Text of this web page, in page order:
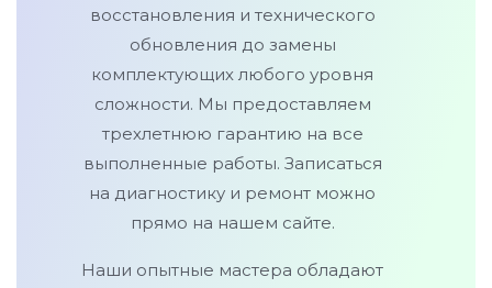
восстановления и технического
обновления до замены
комплектующих любого уровня
сложности. Мы предоставляем
трехлетнюю гарантию на все
выполненные работы. Записаться
на диагностику и ремонт можно
прямо на нашем сайте.
Наши опытные мастера обладают